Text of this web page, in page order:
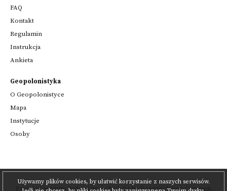
Używamy plików cookies, by ułatwić korzystanie z naszych serwisów.
FAQ
Kontakt
Regulamin
Instrukcja
Ankieta
Geopolonistyka
O Geopolonistyce
Mapa
Instytucje
Osoby
ProjektInstytutu Badań Literackich PANiPoznańskiego Centrum